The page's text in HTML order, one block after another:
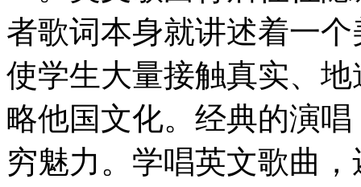
者歌词本身就讲述着一
使学生大量接触真实、
略他国文化。经典的演
穷魅力。学唱英文歌曲